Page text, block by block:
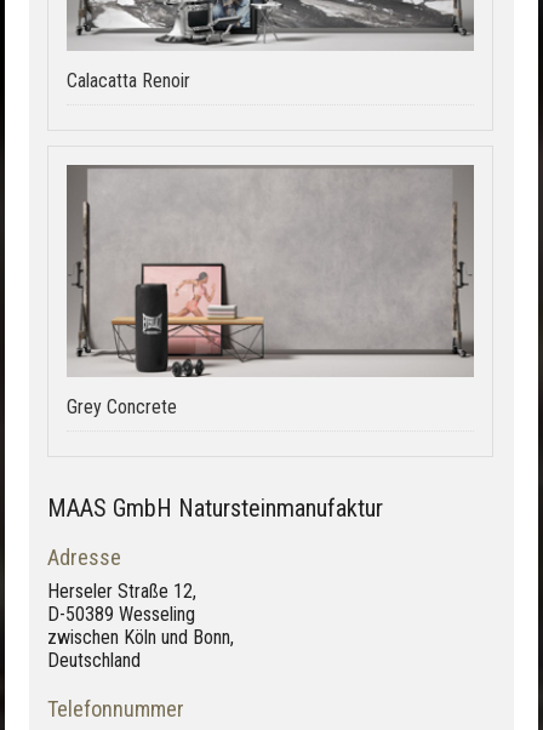
Calacatta Renoir
Grey Concrete
MAAS GmbH Natursteinmanufaktur
Adresse
Herseler Straße 12,
D-50389 Wesseling
zwischen Köln und Bonn,
Deutschland
Telefonnummer